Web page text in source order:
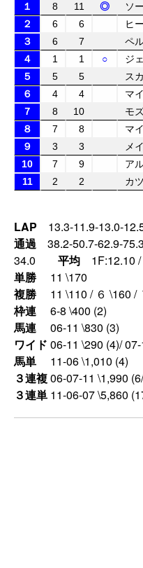
１ 8 11 ◎ ソ
２
6 6 ヒ
３
6 7 ペ
４
1 1 ○ ジ
５
5 5 ス
６
4 4 マ
７
8 10 モ
８
7 8 マ
９
3 3 メ
10
7 9 ア
11
2 2 カ
LAP 13.3-11.9-13.0-
通過 38.2-50.7-62.9-75.3
34.0 平均 1F:12.10
単勝
11 \170
複勝
11 \110 / ６ \160 /
枠連
6-8 \400 (2)
馬連
06-11 \830 (3)
ワイド 06-11 \290 (4)/
馬単
11-06 \1,010 (4)
３連複06-07-11 \1,990
３連単 11-06-07 \5,860